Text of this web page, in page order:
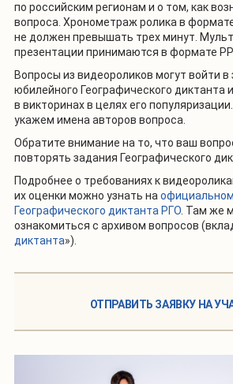
по российским регионам и о том, как
вопроса. Хронометраж ролика в
не должен превышать трех минут.
презентации принимаются в формате
Вопросы из видеороликов могут войти в
юбилейного Географического диктанта
в викторинах в целях его
укажем имена авторов вопроса.
Обратите внимание на то, что ваш
повторять задания Географического
Подробнее о требованиях к
их оценки можно узнать на
Географического диктанта РГО. Там же
ознакомиться с архивом вопросов
диктанта»).
ОТПРАВИТЬ ЗАЯВКУ НА